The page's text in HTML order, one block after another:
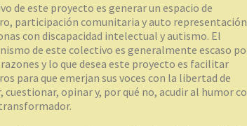
de este proyecto es generar un espacio de
participación comunitaria y auto representación
con discapacidad intelectual y autismo. El
de este colectivo es generalmente escaso
y lo que desea este proyecto es facilitar
para que emerjan sus voces con la libertad de
cuestionar, opinar y, por qué no, acudir al humor